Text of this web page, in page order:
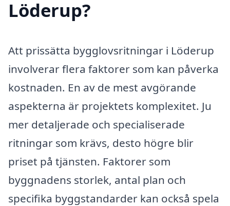
Löderup?
Att prissätta bygglovsritningar i Löderup
involverar flera faktorer som kan påverka
kostnaden. En av de mest avgörande
aspekterna är projektets komplexitet. Ju
mer detaljerade och specialiserade
ritningar som krävs, desto högre blir
priset på tjänsten. Faktorer som
byggnadens storlek, antal plan och
specifika byggstandarder kan också spela